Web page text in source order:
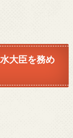
大臣を務め